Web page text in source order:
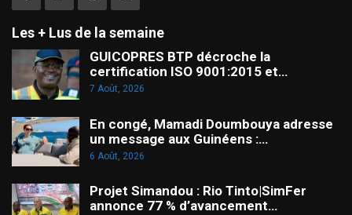
Les + Lus de la semaine
GUICOPRES BTP décroche la
certification ISO 9001:2015 et…
7 Août, 2026
En congé, Mamadi Doumbouya adresse
un message aux Guinéens :…
6 Août, 2026
Projet Simandou : Rio Tinto|SimFer
annonce 77 % d’avancement…